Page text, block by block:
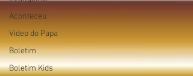
Aconteceu
Video do Papa
Boletim
Boletim Kids